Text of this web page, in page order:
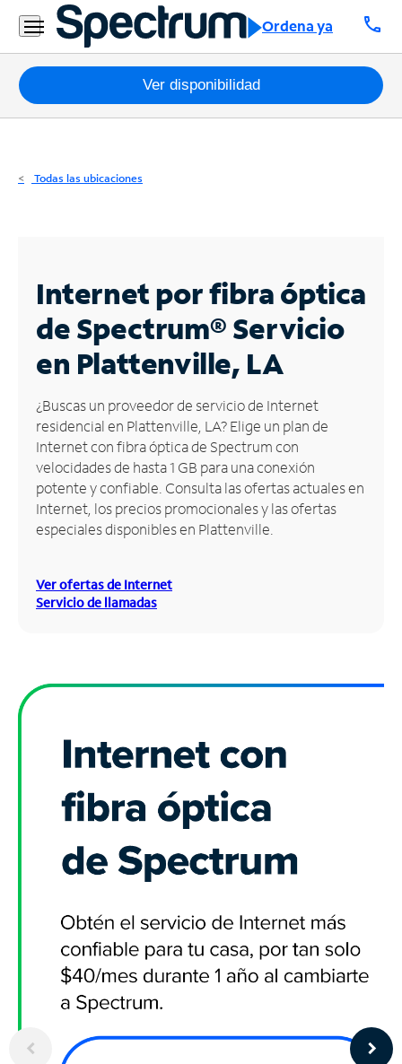
Ordena ya call
Residencial
Business
Paquetes
Internet
Business
Contáctanos
Inglés
Administrar
cuenta
Encuentra
una
tienda
Ver disponibilidad
Todas las ubicaciones
Internet por fibra óptica
de Spectrum®Servicio
en Plattenville, LA
¿Buscas un proveedor de servicio de Internet
residencial en Plattenville, LA? Elige un plan de
Internet con fibra óptica de Spectrum con
velocidades de hasta 1 GB para una conexión
potente y confiable. Consulta las ofertas actuales en
Internet, los precios promocionales y las ofertas
especiales disponibles en Plattenville.
Ver ofertas de Internet
Servicio de llamadas